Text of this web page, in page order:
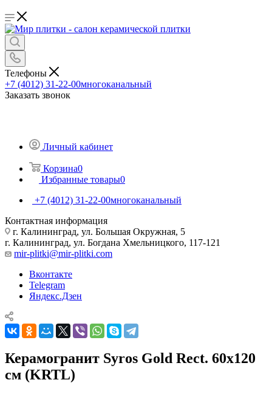
Телефоны
+7 (4012) 31-22-00многоканальный
Заказать звонок
Личный кабинет
Корзина0
Избранные товары0
+7 (4012) 31-22-00многоканальный
Контактная информация
г. Калининград, ул. Большая Окружная, 5
г. Калининград, ул. Богдана Хмельницкого, 117-121
mir-plitki@mir-plitki.com
Вконтакте
Telegram
Яндекс.Дзен
Керамогранит Syros Gold Rect. 60x120
см (KRTL)